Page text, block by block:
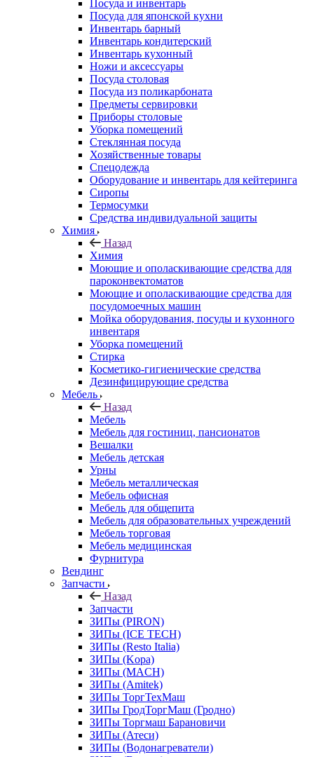
Посуда и инвентарь
Посуда для японской кухни
Инвентарь барный
Инвентарь кондитерский
Инвентарь кухонный
Ножи и аксессуары
Посуда столовая
Посуда из поликарбоната
Предметы сервировки
Приборы столовые
Уборка помещений
Стеклянная посуда
Хозяйственные товары
Спецодежда
Оборудование и инвентарь для кейтеринга
Сиропы
Термосумки
Средства индивидуальной защиты
Химия
Назад
Химия
Моющие и ополаскивающие средства для
пароконвектоматов
Моющие и ополаскивающие средства для
посудомоечных машин
Мойка оборудования, посуды и кухонного
инвентаря
Уборка помещений
Стирка
Косметико-гигиенические средства
Дезинфицирующие средства
Мебель
Назад
Мебель
Мебель для гостиниц, пансионатов
Вешалки
Мебель детская
Урны
Мебель металлическая
Мебель офисная
Мебель для общепита
Мебель для образовательных учреждений
Мебель торговая
Мебель медицинская
Фурнитура
Вендинг
Запчасти
Назад
Запчасти
ЗИПы (PIRON)
ЗИПы (ICE TECH)
ЗИПы (Resto Italia)
ЗИПы (Kopa)
ЗИПы (MACH)
ЗИПы (Amitek)
ЗИПы ТоргТехМаш
ЗИПы ГродТоргМаш (Гродно)
ЗИПы Торгмаш Барановичи
ЗИПы (Атеси)
ЗИПы (Водонагреватели)